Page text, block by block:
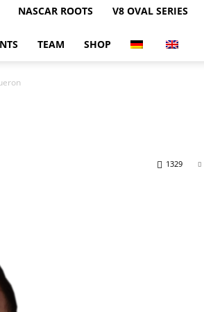
NASCAR ROOTS V8 OVAL SERIES
TEAM SHOP
1329